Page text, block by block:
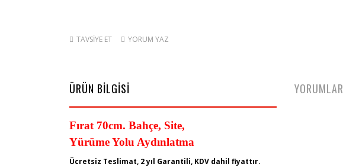
TAVSİYE ET YORUM YAZ
ÜRÜN BİLGİSİ
Fırat 70cm. Bahçe, Site,
Yürüme Yolu Aydınlatma
Ücretsiz Teslimat, 2 yıl Garantili, KDV dahil fiyattır.
YORUMLAR